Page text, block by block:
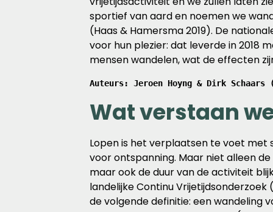
sportief van aard en noemen we
(Haas & Hamersma 2019). De
voor hun plezier: dat leverde in 2018
mensen wandelen, wat de effecten
Auteurs: Jeroen Hoyng & Dirk Schaars
Wat verstaan
Lopen is het verplaatsen te voet
voor ontspanning. Maar niet alleen
maar ook de duur van de activiteit
landelijke Continu Vrijetijdsonderzoek
de volgende definitie: een wandeling